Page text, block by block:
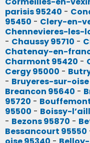
parisis 95240 -
95450 - Clery-en-
Chennevieres-les-
- Chaussy 95710 -
Chatenay-en-
Charmont 95420 -
Cergy 95000 -
- Bruyeres-sur-oise
Breancon 95640 -
95720 -
95500 - Boissy-
- Bezons 95870 -
Bessancourt 95550